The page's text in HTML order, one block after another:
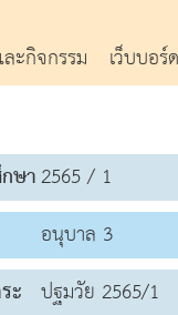
ะกิจกรรม เว็บบอร์ด
ษา2565 / 1
อนุบาล 3
ะ ปฐมวัย 2565/1